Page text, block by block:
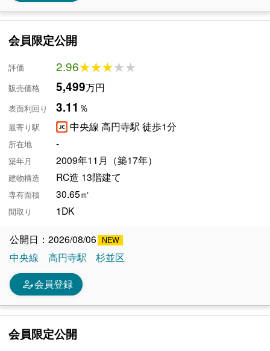
会員限定公開
評価 2.96★★★★★
★★★★★
販売価格 5,499万円
表面利回り 3.11 ％
最寄り駅 中央線 高円寺駅 徒歩1分
所在地 -
築年月 2009年11月（築17年）
建物構造 RC造 13階建て
専有面積 30.65㎡
間取り 1DK
公開日：2026/08/06
中央線
高円寺駅 杉並区
person_edit会員登録
会員限定公開